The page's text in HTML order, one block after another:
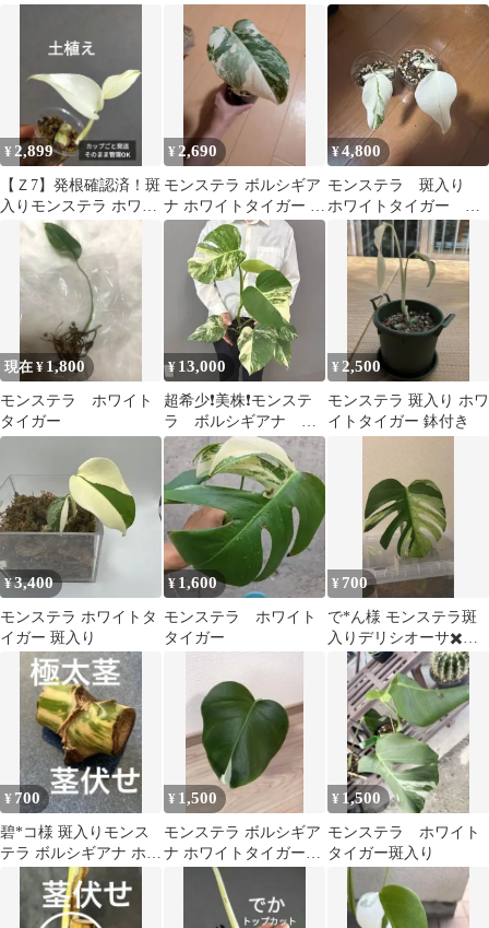
トップカット茎 成長点
¥ 2,899
【Ｚ7】発根確認済！斑
入りモンステラ ホワイ
トタイガー カップごと
成長点1つ
¥ 2,690
モンステラ ボルシギア
ナ ホワイトタイガー 斑
入り
¥4,800
モンステラ 斑入り
ホワイトタイガー 発
根済み
現在 ¥ 1,800
モンステラ ホワイト
タイガー
¥ 13,000
超希少❗️美株❗️モンステ
ラ ボルシギアナ ア
ルボ ホワイトタイガ
ー✨
¥2,500
モンステラ 斑入り ホワ
イトタイガー 鉢付き
¥3,400
モンステラ ホワイトタ
イガー 斑入り
¥ 1,600
モンステラ ホワイト
タイガー
¥ 700
で*ん様 モンステラ斑
入りデリシオーサ✖️ボ
ルシギアナミント 葉の
¥ 700
碧*コ様 斑入りモンス
テラ ボルシギアナ ホワ
イトタイガー （カット
茎）
¥ 1,500
モンステラ ボルシギア
ナ ホワイトタイガー
カット苗
¥ 1,500
モンステラ ホワイト
タイガー斑入り